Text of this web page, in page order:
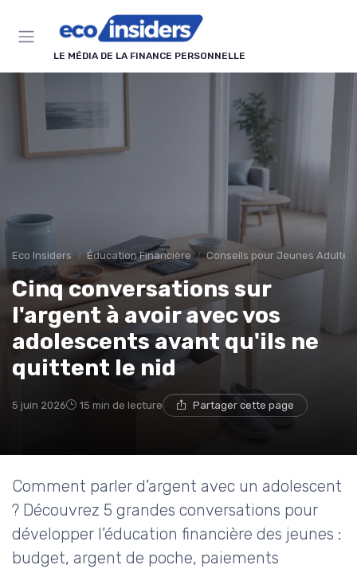
LE MÉDIA DE LA FINANCE PERSONNELLE
Eco Insiders Éducation Financière Conseils pour Jeunes Adultes
Cinq conversations sur
l'argent à avoir avec vos
adolescents avant qu'ils ne
quittent le nid
5 juin 2026 15 min de lecture Partager cette page
Comment parler d’argent avec un adolescent
? Découvrez 5 grandes conversations pour
développer l’éducation financière des jeunes :
budget, argent de poche, paiements